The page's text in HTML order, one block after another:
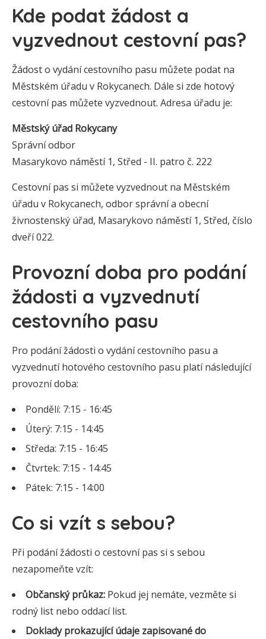
Kde podat žádost a
vyzvednout cestovní pas?
Žádost o vydání cestovního pasu můžete podat na
Městském úřadu v Rokycanech. Dále si zde hotový
cestovní pas můžete vyzvednout. Adresa úřadu je:
Městský úřad Rokycany
Správní odbor
Masarykovo náměstí 1, Střed - II. patro č. 222
Cestovní pas si můžete vyzvednout na Městském
úřadu v Rokycanech, odbor správní a obecní
živnostenský úřad, Masarykovo náměstí 1, Střed, číslo
dveří 022.
Provozní doba pro podání
žádosti a vyzvednutí
cestovního pasu
Pro podání žádosti o vydání cestovního pasu a
vyzvednutí hotového cestovního pasu platí následující
provozní doba:
Pondělí: 7:15 - 16:45
Úterý: 7:15 - 14:45
Středa: 7:15 - 16:45
Čtvrtek: 7:15 - 14:45
Pátek: 7:15 - 14:00
Co si vzít s sebou?
Při podání žádosti o cestovní pas si s sebou
nezapomeňte vzít:
Občanský průkaz: Pokud jej nemáte, vezměte si
rodný list nebo oddací list.
Doklady prokazující údaje zapisované do